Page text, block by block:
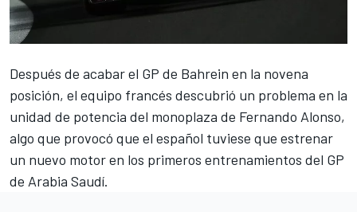
Después de acabar el GP de Bahrein en la novena
posición, el equipo francés descubrió un problema en la
unidad de potencia del monoplaza de Fernando Alonso,
algo que provocó que el español tuviese que estrenar
un nuevo motor en los primeros entrenamientos del GP
de Arabia Saudí.